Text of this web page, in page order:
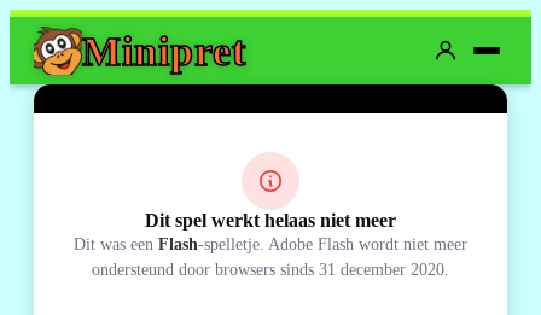
Minipret
Dit spel werkt helaas niet meer
Dit was een Flash-spelletje. Adobe Flash wordt niet meer
ondersteund door browsers sinds 31 december 2020.